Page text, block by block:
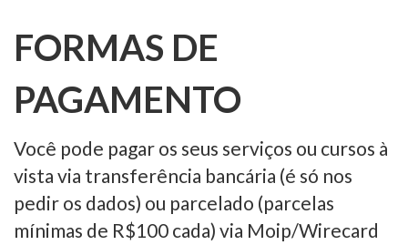
FORMAS DE
PAGAMENTO
Você pode pagar os seus serviços ou cursos à
vista via transferência bancária (é só nos
pedir os dados) ou parcelado (parcelas
mínimas de R$100 cada) via Moip/Wirecard